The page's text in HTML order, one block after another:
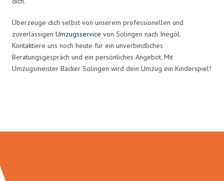
Überzeuge dich selbst von unserem professionellen und
zuverlässigen Umzugsservice von Solingen nach Inegöl.
Kontaktiere uns noch heute für ein unverbindliches
Beratungsgespräch und ein persönliches Angebot. Mit
Umzugsmeister Bäcker Solingen wird dein Umzug ein Kinderspiel!